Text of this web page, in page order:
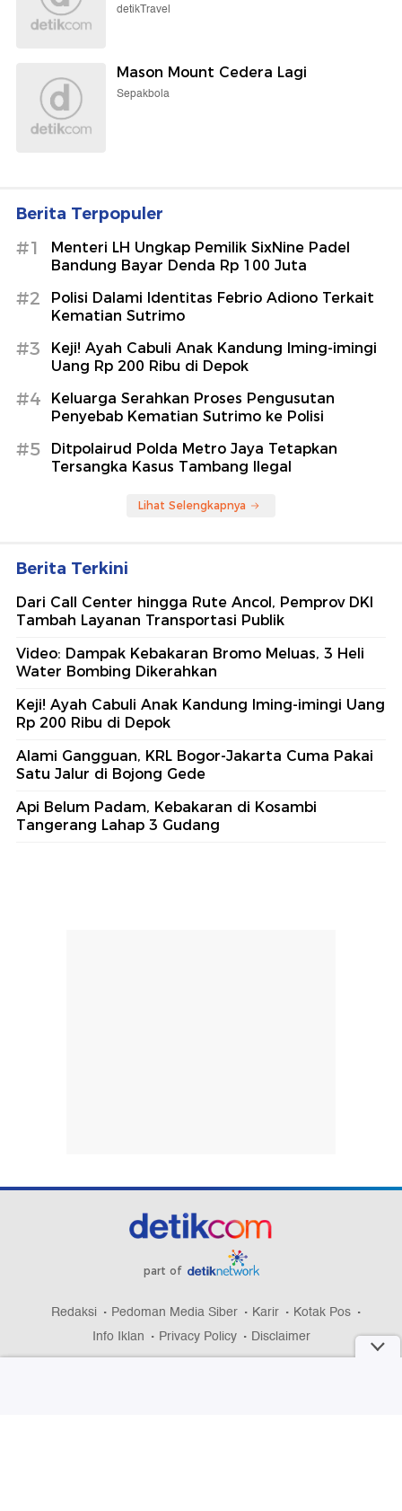
detikTravel
Mason Mount Cedera Lagi
Sepakbola
Berita Terpopuler
#1
Menteri LH Ungkap Pemilik SixNine Padel
Bandung Bayar Denda Rp 100 Juta
#2
Polisi Dalami Identitas Febrio Adiono Terkait
Kematian Sutrimo
#3
Keji! Ayah Cabuli Anak Kandung Iming-imingi
Uang Rp 200 Ribu di Depok
#4
Keluarga Serahkan Proses Pengusutan
Penyebab Kematian Sutrimo ke Polisi
#5
Ditpolairud Polda Metro Jaya Tetapkan
Tersangka Kasus Tambang Ilegal
Lihat Selengkapnya
Berita Terkini
Dari Call Center hingga Rute Ancol, Pemprov DKI
Tambah Layanan Transportasi Publik
Video: Dampak Kebakaran Bromo Meluas, 3 Heli
Water Bombing Dikerahkan
Keji! Ayah Cabuli Anak Kandung Iming-imingi Uang
Rp 200 Ribu di Depok
Alami Gangguan, KRL Bogor-Jakarta Cuma Pakai
Satu Jalur di Bojong Gede
Api Belum Padam, Kebakaran di Kosambi
Tangerang Lahap 3 Gudang
part of
Redaksi Pedoman Media Siber Karir
Kotak Pos
Info Iklan
Privacy Policy Disclaimer